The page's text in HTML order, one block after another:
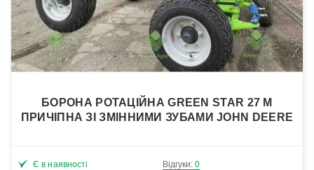
БОРОНА РОТАЦІЙНА GREEN STAR 27 М
ПРИЧІПНА ЗІ ЗМІННИМИ ЗУБАМИ JOHN DEERE
Є в наявності Відгуки: 0